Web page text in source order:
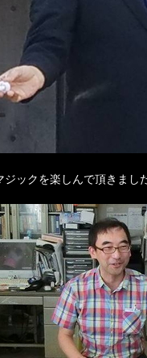
ックを楽しんで頂きました